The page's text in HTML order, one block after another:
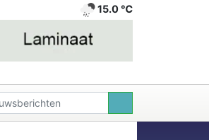
15.0 ℃